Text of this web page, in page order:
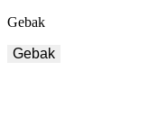
Gebak
Gebak